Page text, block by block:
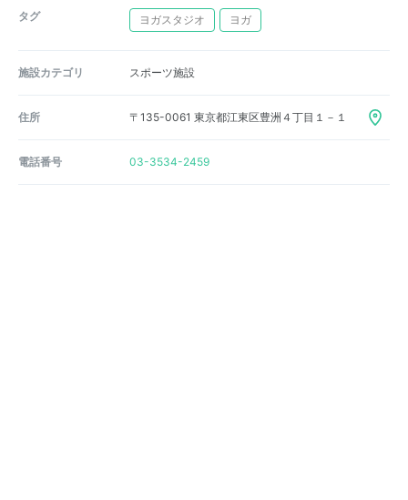
タグ ヨガスタジオ ヨガ
施設カテゴリ スポーツ施設
住所 〒135-0061 東京都江東区豊洲４丁目１－１
電話番号 03-3534-2459